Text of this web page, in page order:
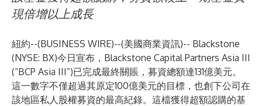
現倍增以上成長
紐約--(BUSINESS WIRE)--(美國商業資訊)-- Blackstone
(NYSE: BX)今日宣布，Blackstone Capital Partners Asia III
(“BCP Asia III”)已完成最終關賬，募資總額達131億美元。
這一數字不僅超過其原定100億美元的目標，也創下公司在
該地區私人股權募資的最高紀錄。這檔獲得超額認購的基